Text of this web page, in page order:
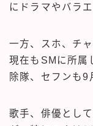
にドラマやバラ
一方、スホ、チ
現在もSMに所属
除隊、セフンも9
歌手、俳優とし